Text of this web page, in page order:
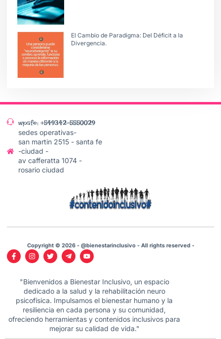
El Cambio de Paradigma: Del Déficit a la
Divergencia.
wpsfe: +549342-5550029
sedes operativas-
san martin 2515 - santa fe
-ciudad -
av cafferatta 1074 -
rosario ciudad
Copyright © 2026 - @bienestarinclusivo - All rights reserved -
"Bienvenidos a Bienestar Inclusivo, un espacio
dedicado a la salud y la rehabilitación neuro
psicofísica. Impulsamos el bienestar humano y la
resiliencia en cada persona y su comunidad,
ofreciendo herramientas y contenidos inclusivos para
mejorar su calidad de vida."